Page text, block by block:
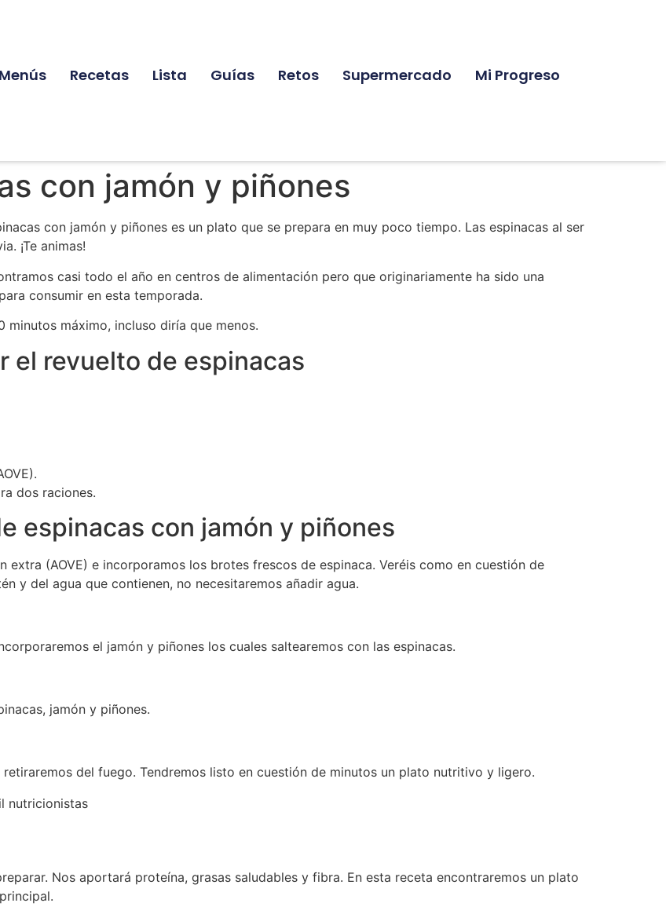
Menús Recetas Lista Guías Retos Supermercado Mi Progreso
con jamón y piñones
con jamón y piñones es un plato que se prepara en muy poco tiempo. Las espinacas al ser
¡Te animas!
casi todo el año en centros de alimentación pero que originariamente ha sido una
consumir en esta temporada.
minutos máximo, incluso diría que menos.
el revuelto de espinacas
dos raciones.
espinacas con jamón y piñones
extra (AOVE) e incorporamos los brotes frescos de espinaca. Veréis como en cuestión de
y del agua que contienen, no necesitaremos añadir agua.
el jamón y piñones los cuales saltearemos con las espinacas.
jamón y piñones.
del fuego. Tendremos listo en cuestión de minutos un plato nutritivo y ligero.
Nos aportará proteína, grasas saludables y fibra. En esta receta encontraremos un plato